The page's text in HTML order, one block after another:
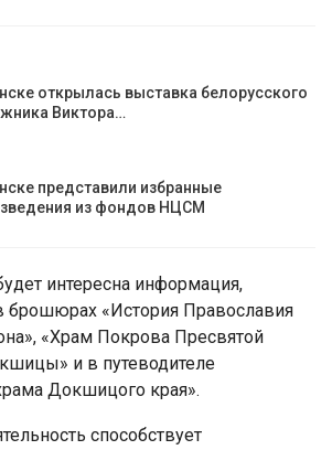
открылась выставка белорусского
Виктора…
представили избранные
из фондов НЦСМ
интересна информация,
брошюрах «История Православия
«Храм Покрова Пресвятой
и в путеводителе
Докшицого края».
способствует